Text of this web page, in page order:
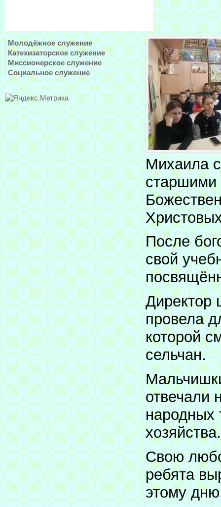
Молодёжное служение
Катехизаторское служение
Миссионерское служение
Социальное служение
Михаила
старшими
После
свой
Директор
провела
которой
сельчан.
отвечали
народных
хозяйства.
Свою
ребята
этому